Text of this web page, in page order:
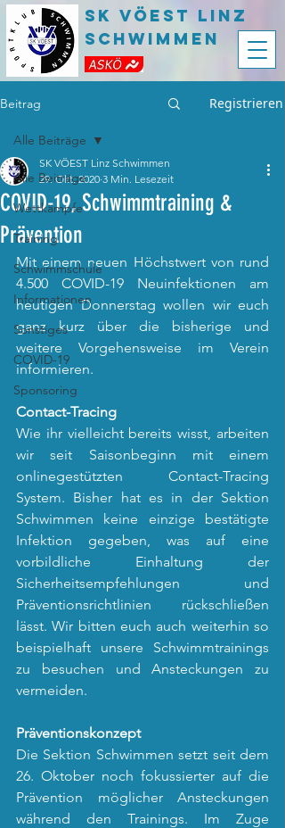
SK VÖEST LInz
Schwimmen
Beitrag Registrieren
Alle Beiträge
Wettkämpfe
Training
Schwimmschule
Informationen
Sonstiges
COVID-19
Sponsoring
Alle Beiträge
COVID-19, Schwimmtraining &
Prävention
SK VÖEST Linz Schwimmen
29. Okt. 2020 3 Min. Lesezeit
Mit einem neuen Höchstwert von rund
4.500 COVID-19 Neuinfektionen am
heutigen Donnerstag wollen wir euch
ganz kurz über die bisherige und
weitere Vorgehensweise im Verein
informieren.
Contact-Tracing
Wie ihr vielleicht bereits wisst, arbeiten
wir seit Saisonbeginn mit einem
onlinegestützten Contact-Tracing
System. Bisher hat es in der Sektion
Schwimmen keine einzige bestätigte
Infektion gegeben, was auf eine
vorbildliche Einhaltung der
Sicherheitsempfehlungen und
Präventionsrichtlinien rückschließen
lässt. Wir bitten euch auch weiterhin so
beispielhaft unsere Schwimmtrainings
zu besuchen und Ansteckungen zu
vermeiden.
Präventionskonzept
Die Sektion Schwimmen setzt seit dem
26. Oktober noch fokussierter auf die
Prävention möglicher Ansteckungen
während den Trainings. Im Zuge